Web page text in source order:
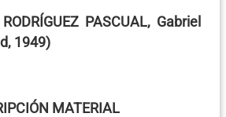
RODRÍGUEZ PASCUAL, Gabriel
1949)
MATERIAL